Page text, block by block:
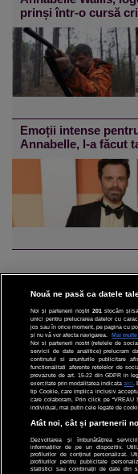
prinși într-o cursă
Emoții intense
Annabelle, l-a făcut
CINEMA
DIVERTISMENT
STIRI
TEHNOLOGIE
SPORT
JOBURI PRO
Nouă ne pasă ca datele
Noi și partenerii noștri 201 stocăm și/
unici pentru prelucrarea datelor cu
jos sau în orice moment, pe pagina cu
și nu vă vor afecta navigarea.
Mai
Noi si partenerii nostri (retelele de
servicii de date analitice) prelucram
continutul si anunturile publicitare
functionalitati aferente retelelor de
prevazute de art. 15-22 din GDPR in
exercitate prin modalitatea indicataaici
tip Cookie, care implica inclusiv
care colaboram. Prin click pe “VREAU
individual, mai putin cele legate de
Atât noi, cât și partenerii
Dezvoltarea și îmbunătățirea
informațiilor de pe un dispozitiv.
profilurilor de conținut personalizat.
profilurilor pentru publicitate
statistici sau combinații de date din